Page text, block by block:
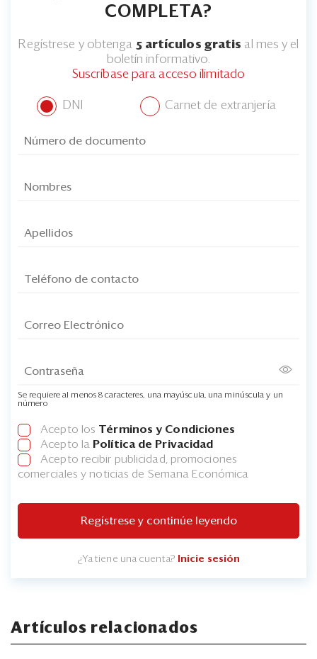
COMPLETA?
Regístrese y obtenga 5 artículos gratis al mes y el
boletín informativo.
Suscríbase para acceso ilimitado
DNI Carnet de extranjería
Se requiere al menos 8 caracteres, una mayúscula, una minúscula y un
número
Acepto los Términos y Condiciones
Acepto la Política de Privacidad
Acepto recibir publicidad, promociones
comerciales y noticias de Semana Económica
Regístrese y continúe leyendo
¿Ya tiene una cuenta? Inicie sesión
Artículos relacionados